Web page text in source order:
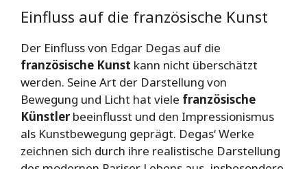
Einfluss auf die französische Kunst
Der Einfluss von Edgar Degas auf die
französische Kunst kann nicht überschätzt
werden. Seine Art der Darstellung von
Bewegung und Licht hat viele französische
Künstlerbeeinflusst und den Impressionismus
als Kunstbewegung geprägt. Degas‘ Werke
zeichnen sich durch ihre realistische Darstellung